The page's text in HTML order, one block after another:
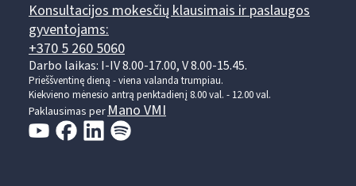
Konsultacijos mokesčių klausimais ir paslaugos
gyventojams:
+370 5 260 5060
Darbo laikas: I-IV 8.00-17.00, V 8.00-15.45.
Prieššventinę dieną - viena valanda trumpiau.
Kiekvieno mėnesio antrą penktadienį 8.00 val. - 12.00 val.
Paklausimas perMano VMI